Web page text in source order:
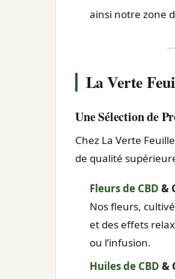
ainsi notre zone
La Verte
Une Sélection de
Chez La Verte
de qualité
Fleurs de CBD &
Nos fleurs,
et des effets
ou l’infusion.
Huiles de CBD &